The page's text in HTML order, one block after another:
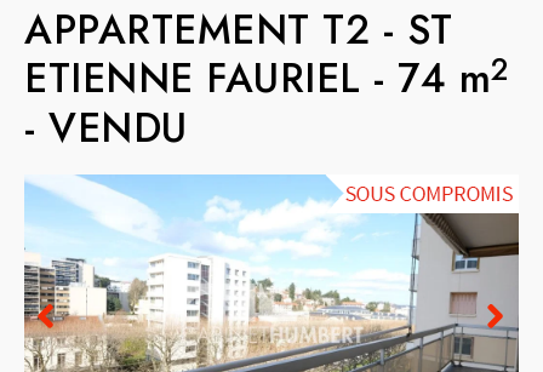
APPARTEMENT T2 - ST
ETIENNE FAURIEL - 74 m2
- VENDU